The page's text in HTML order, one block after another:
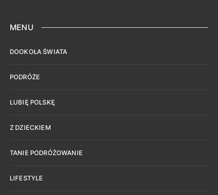
MENU
DOOKOŁA ŚWIATA
PODRÓŻE
LUBIĘ POLSKĘ
Z DZIECKIEM
TANIE PODRÓŻOWANIE
LIFESTYLE